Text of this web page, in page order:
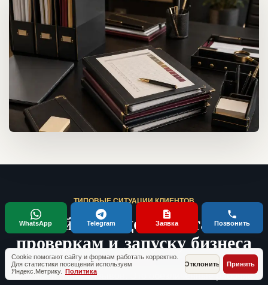
ТИПОВЫЕ СИТУАЦИИ КЛИЕНТОВ
Кейсы по документам,
проверкам и запуску бизнеса
Без имен и fake-отзывов. Это обезличенные рабочие
Cookie помогают сайту и формам работать корректно.
Для статистики посещений используем
Яндекс.Метрику. Политика
Отклонить Принять
WhatsApp Telegram Заявка Позвонить